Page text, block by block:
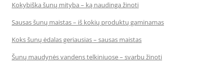
Kokybiška šunų mityba – ką naudinga žinoti
Sausas šunų maistas – iš kokių produktų gaminamas
Koks šunų ėdalas geriausias – sausas maistas
Šunų maudynės vandens telkiniuose – svarbu žinoti